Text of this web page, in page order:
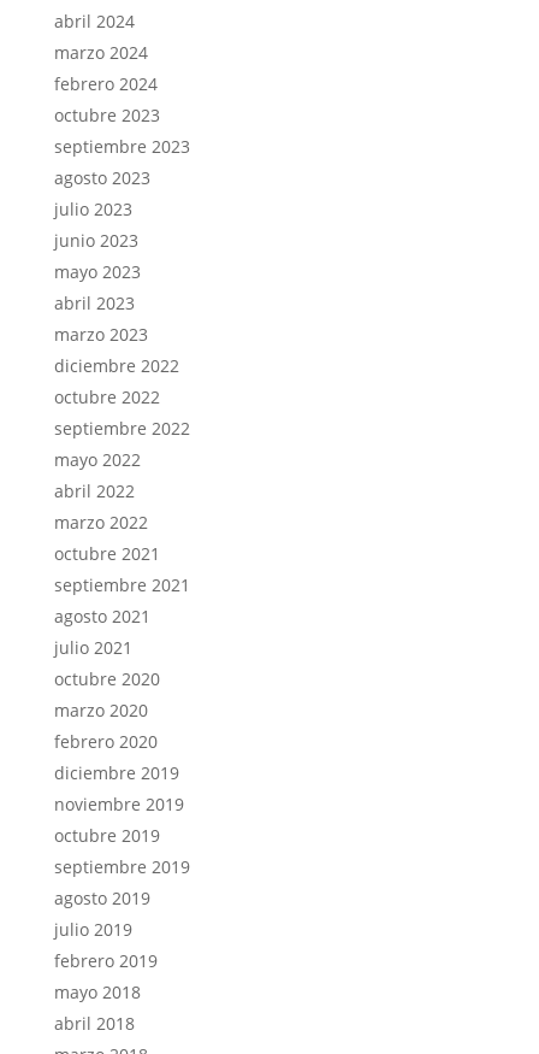
abril 2024
marzo 2024
febrero 2024
octubre 2023
septiembre 2023
agosto 2023
julio 2023
junio 2023
mayo 2023
abril 2023
marzo 2023
diciembre 2022
octubre 2022
septiembre 2022
mayo 2022
abril 2022
marzo 2022
octubre 2021
septiembre 2021
agosto 2021
julio 2021
octubre 2020
marzo 2020
febrero 2020
diciembre 2019
noviembre 2019
octubre 2019
septiembre 2019
agosto 2019
julio 2019
febrero 2019
mayo 2018
abril 2018